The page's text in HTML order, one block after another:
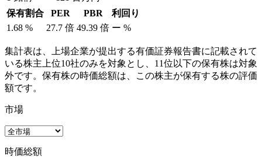
保有割合
PER PBR
利回り
1.68 % 27.7 倍 49.39 倍 ー %
集計表は、上場企業が提出する有価証券報告書に記載されて
いる株主上位10社のみを対象とし、11位以下の保有株は対象
外です。保有株の時価総額は、この株主が保有する株の評価
額です。
市場
時価総額